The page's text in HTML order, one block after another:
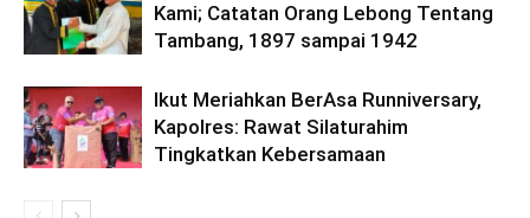
Kami; Catatan Orang Lebong Tentang
Tambang, 1897 sampai 1942
Ikut Meriahkan BerAsa Runniversary,
Kapolres: Rawat Silaturahim
Tingkatkan Kebersamaan